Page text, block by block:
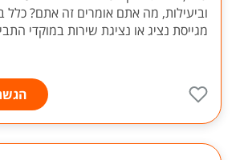
וביעילות, מה אתם אומרים זה אתם? כלל
מגייסת נציג או נציגת שירות במוקדי